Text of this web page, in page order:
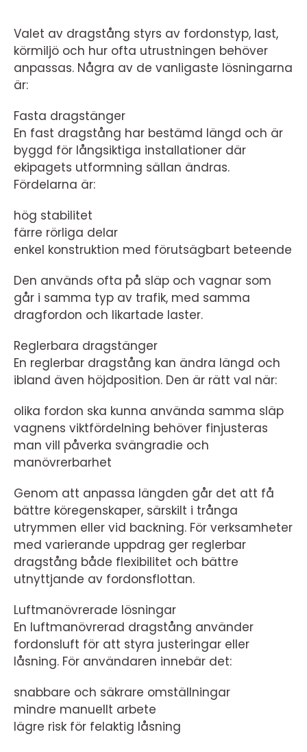
Valet av dragstång styrs av fordonstyp, last,
körmiljö och hur ofta utrustningen behöver
anpassas. Några av de vanligaste lösningarna
är:
Fasta dragstänger
En fast dragstång har bestämd längd och är
byggd för långsiktiga installationer där
ekipagets utformning sällan ändras.
Fördelarna är:
hög stabilitet
färre rörliga delar
enkel konstruktion med förutsägbart beteende
Den används ofta på släp och vagnar som
går i samma typ av trafik, med samma
dragfordon och likartade laster.
Reglerbara dragstänger
En reglerbar dragstång kan ändra längd och
ibland även höjdposition. Den är rätt val när:
olika fordon ska kunna använda samma släp
vagnens viktfördelning behöver finjusteras
man vill påverka svängradie och
manövrerbarhet
Genom att anpassa längden går det att få
bättre köregenskaper, särskilt i trånga
utrymmen eller vid backning. För verksamheter
med varierande uppdrag ger reglerbar
dragstång både flexibilitet och bättre
utnyttjande av fordonsflottan.
Luftmanövrerade lösningar
En luftmanövrerad dragstång använder
fordonsluft för att styra justeringar eller
låsning. För användaren innebär det:
snabbare och säkrare omställningar
mindre manuellt arbete
lägre risk för felaktig låsning